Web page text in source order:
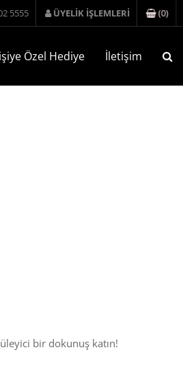
5555 ÜYELİK İŞLEMLERİ (0)
Özel Hediye İletişim
bir dokunuş katın!